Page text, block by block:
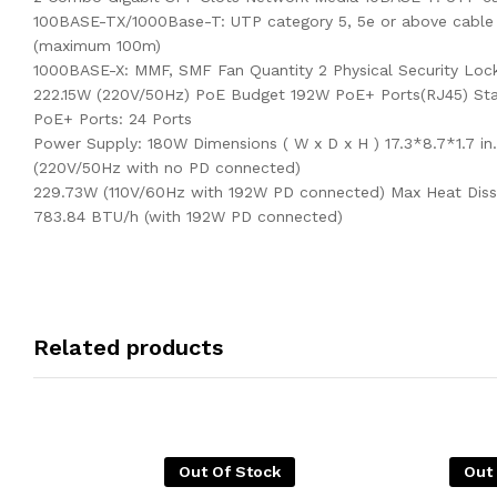
100BASE-TX/1000Base-T: UTP category 5, 5e or above cable
(maximum 100m)
1000BASE-X: MMF, SMF Fan Quantity 2 Physical Security
222.15W (220V/50Hz) PoE Budget 192W PoE+ Ports(RJ45)
PoE+ Ports: 24 Ports
Power Supply: 180W Dimensions ( W x D x H ) 17.3*8.7*1.7
(220V/50Hz with no PD connected)
229.73W (110V/60Hz with 192W PD connected) Max Heat
783.84 BTU/h (with 192W PD connected)
Related products
Out Of Stock Out